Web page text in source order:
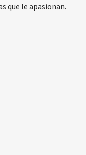
que le apasionan.